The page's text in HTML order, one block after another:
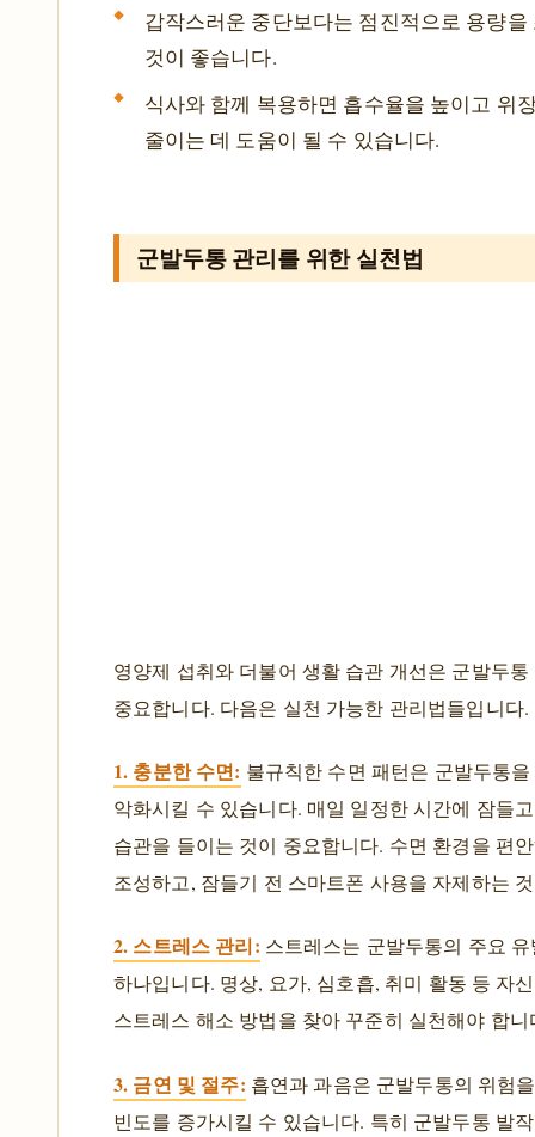
갑작스러운 중단보다는 점진적으로 용량을
것이 좋습니다.
식사와 함께 복용하면 흡수율을 높이고 위
줄이는 데 도움이 될 수 있습니다.
군발두통 관리를 위한 실천법
영양제 섭취와 더불어 생활 습관 개선은 군발두
중요합니다. 다음은 실천 가능한 관리법들입니다.
1. 충분한 수면: 불규칙한 수면 패턴은 군발두통
악화시킬 수 있습니다. 매일 일정한 시간에 잠들
습관을 들이는 것이 중요합니다. 수면 환경을 편
조성하고, 잠들기 전 스마트폰 사용을 자제하는
2. 스트레스 관리: 스트레스는 군발두통의 주요
하나입니다. 명상, 요가, 심호흡, 취미 활동 등 자
스트레스 해소 방법을 찾아 꾸준히 실천해야 합니
3. 금연 및 절주: 흡연과 과음은 군발두통의 위험
빈도를 증가시킬 수 있습니다. 특히 군발두통 발